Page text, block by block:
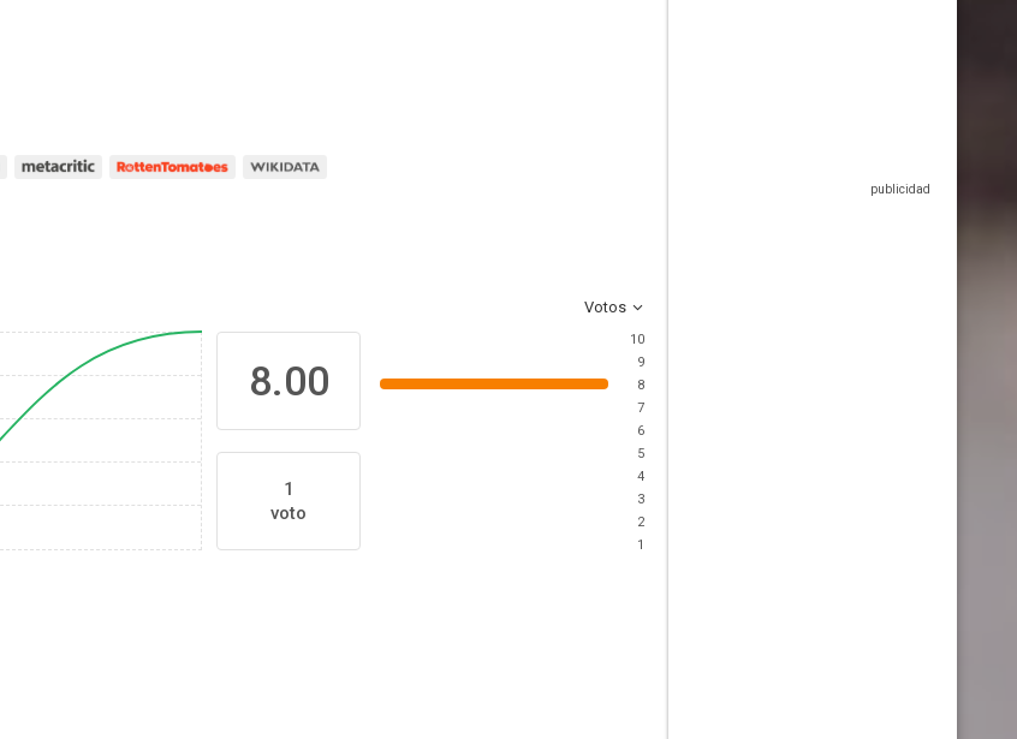
Votos
8.00
1
voto
10
9
8
7
6
5
4
3
2
1